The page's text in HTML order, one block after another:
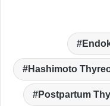
Hashimoto
Postpartum